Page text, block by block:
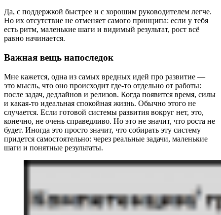
Да, с поддержкой быстрее и с хорошим руководителем легче.
Но их отсутствие не отменяет самого принципа: если у тебя
есть ритм, маленькие шаги и видимый результат, рост всё
равно начинается.
Важная вещь напоследок
Мне кажется, одна из самых вредных идей про развитие —
это мысль, что оно происходит где-то отдельно от работы:
после задач, дедлайнов и релизов. Когда появится время, силы
и какая-то идеальная спокойная жизнь. Обычно этого не
случается. Если готовой системы развития вокруг нет, это,
конечно, не очень справедливо. Но это не значит, что роста не
будет. Иногда это просто значит, что собирать эту систему
придется самостоятельно: через реальные задачи, маленькие
шаги и понятные результаты.